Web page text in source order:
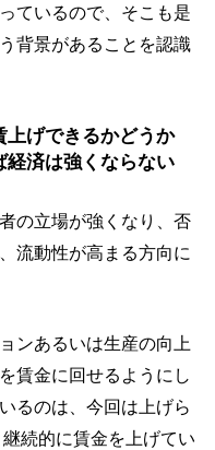
ているので、そこも是
背景があることを認識
上げできるかどうか
経済は強くならない
の立場が強くなり、否
流動性が高まる方向に
ンあるいは生産の向上
賃金に回せるようにし
るのは、今回は上げら
続的に賃金を上げてい